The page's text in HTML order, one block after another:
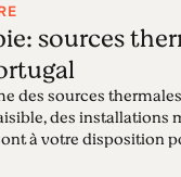
sources
des sources
des installations
à votre disposition